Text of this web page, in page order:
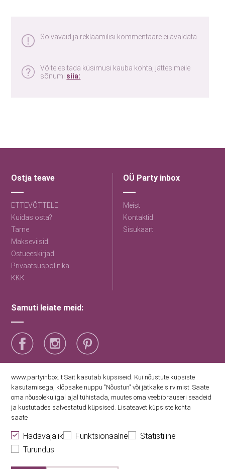
Solvavaid ja reklaamilisi kommentaare ei avaldata
Võite esitada küsimusi kauba kohta, jättes meile
sõnumi siia:
Ostja teave
ETTEVÕTTELE
Kuidas osta?
Tarne
Makseviisid
Ostueeskirjad
Privaatsuspoliitika
KKK
OÜ Party inbox
Meist
Kontaktid
Sisukaart
Samuti leiate meid:
Saage esimestena uudiseid
Nõustun Party Inboxi privaatsuspoliitikaga
www.partyinbox.lt Sait kasutab küpsiseid. Kui nõustute küpsiste
kasutamisega, klõpsake nuppu "Nõustun" või jätkake sirvimist. Saate
oma nõusoleku igal ajal tühistada, muutes oma veebibrauseri seadeid
ja kustutades salvestatud küpsised. Lisateavet küpsiste kohta
saate
Hädavajalik Funktsionaalne
Statistiline
Turundus